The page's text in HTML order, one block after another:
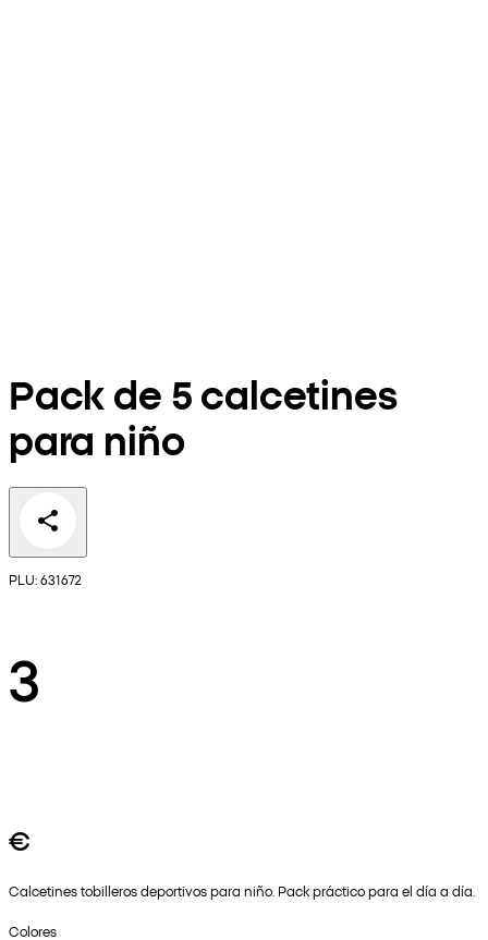
Pack de 5 calcetines
para niño
PLU: 631672
3
€
Calcetines tobilleros deportivos para niño. Pack práctico para el día a día.
Colores